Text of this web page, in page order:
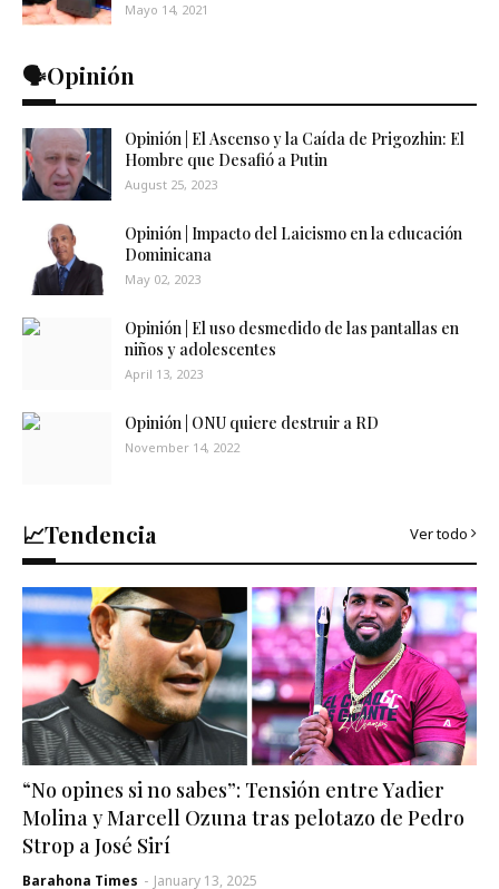
Mayo 14, 2021
🗣️Opinión
Opinión | El Ascenso y la Caída de Prigozhin: El
Hombre que Desafió a Putin
August 25, 2023
Opinión | Impacto del Laicismo en la educación
Dominicana
May 02, 2023
Opinión | El uso desmedido de las pantallas en
niños y adolescentes
April 13, 2023
Opinión | ONU quiere destruir a RD
November 14, 2022
📈Tendencia Ver todo
“No opines si no sabes”: Tensión entre Yadier
Molina y Marcell Ozuna tras pelotazo de Pedro
Strop a José Sirí
Barahona Times - January 13, 2025